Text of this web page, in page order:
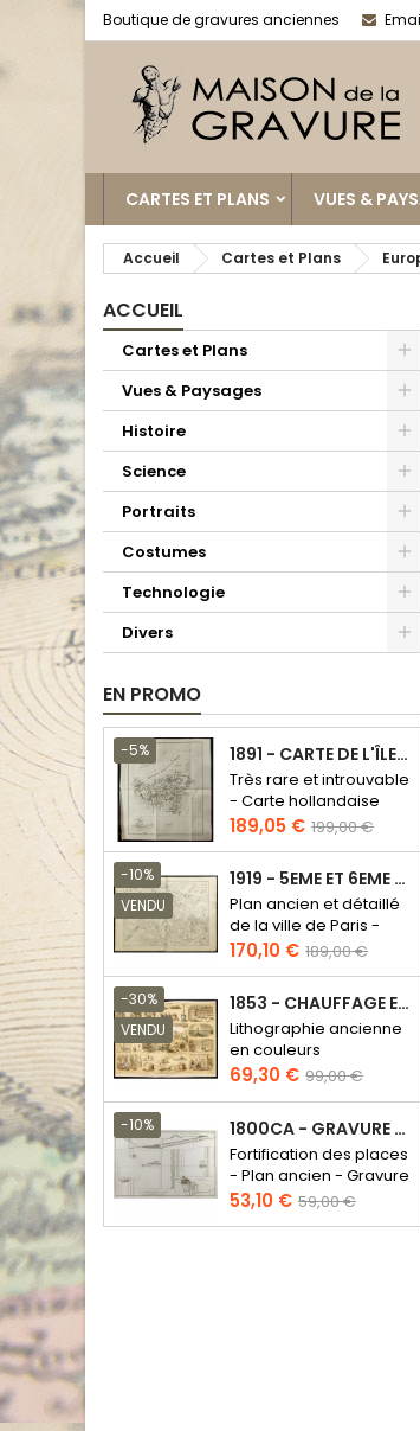
Boutique de gravures anciennes
CARTES ET PLANS VUES &
Accueil Cartes et Plans
ACCUEIL
Cartes et Plans
Vues & Paysages
Histoire
Science
Portraits
Costumes
Technologie
Divers
EN PROMO
-5% 1891 - CARTE DE L'ÎLE DE BORNÉO
Très rare et introuvable
- Carte hollandaise
Prix
189,05 € Prix
de
base
199,00 €
-10%
VENDU
1919 - 5EME ET 6EME ARRONDISSEMENT DE PARIS
Plan ancien et détaillé
de la ville de Paris -
Odéon - Sorbonne
Prix
170,10 € Prix
de
base
189,00 €
-30%
VENDU
1853 - CHAUFFAGE ET ÉCLAIRAGE (LITHOGRAPHIE)
Lithographie ancienne
en couleurs
Prix
69,30 € Prix
de
base
99,00 €
-10% 1800CA - GRAVURE ARCHITECTURE MILITAIRE - ATTAQUE ET DÉFENSE
Fortification des places
- Plan ancien - Gravure
en taille douce
Prix
53,10 € Prix
de
59,00 €